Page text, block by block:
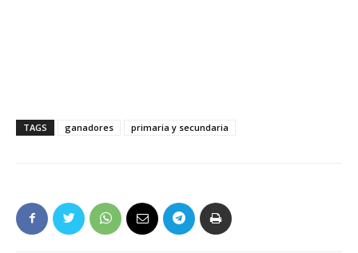
TAGS ganadores primaria y secundaria